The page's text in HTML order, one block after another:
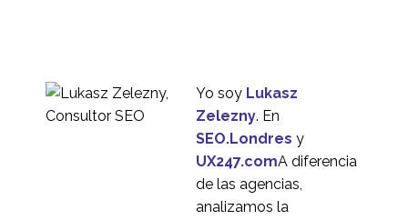
Yo soy Lukasz
Zelezny. En
SEO.Londres y
UX247.comA diferencia
de las agencias,
analizamos la